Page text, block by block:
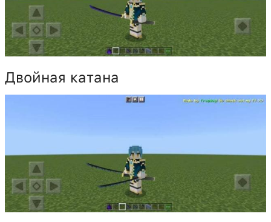
Двойная катана